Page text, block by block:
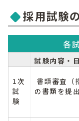
採用試験
各
試験内容・
1次
試
験
書類審査（
の書類を提出